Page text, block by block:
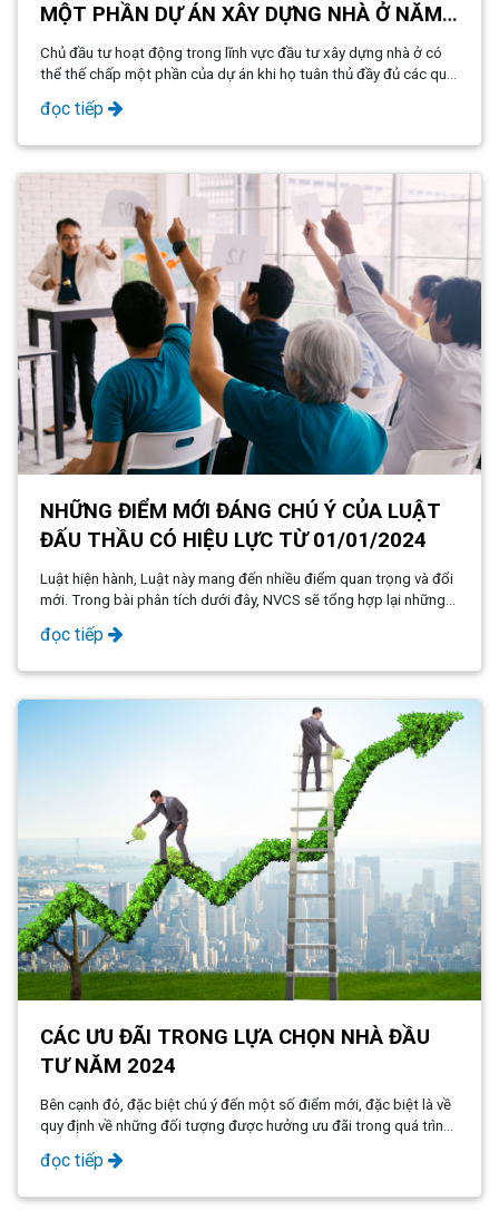
MỘT PHẦN DỰ ÁN XÂY DỰNG NHÀ Ở NĂM
2024
Chủ đầu tư hoạt động trong lĩnh vực đầu tư xây dựng nhà ở có
thể thế chấp một phần của dự án khi họ tuân thủ đầy đủ các quy
26/2015/TT-NHNN. Điều này nhấn mạnh
đọc tiếp
NHỮNG ĐIỂM MỚI ĐÁNG CHÚ Ý CỦA LUẬT
ĐẤU THẦU CÓ HIỆU LỰC TỪ 01/01/2024
Luật hiện hành, Luật này mang đến nhiều điểm quan trọng và đổi
mới. Trong bài phân tích dưới đây, NVCS sẽ tổng hợp lại những
đọc tiếp
CÁC ƯU ĐÃI TRONG LỰA CHỌN NHÀ ĐẦU
TƯ NĂM 2024
Bên cạnh đó, đặc biệt chú ý đến một số điểm mới, đặc biệt là về
quy định về những đối tượng được hưởng ưu đãi trong quá trình
thầu 2023
đọc tiếp